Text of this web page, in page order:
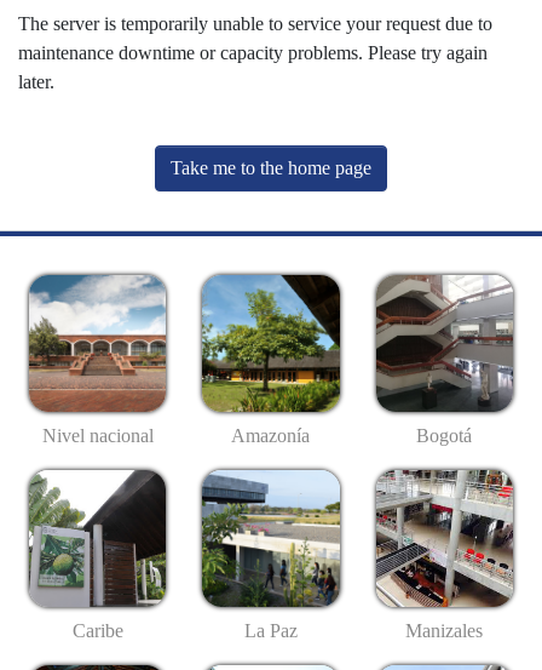
The server is temporarily unable to service your request due to
maintenance downtime or capacity problems. Please try again
later.
Take me to the home page
Nivel nacional Amazonía Bogotá
Caribe La Paz Manizales